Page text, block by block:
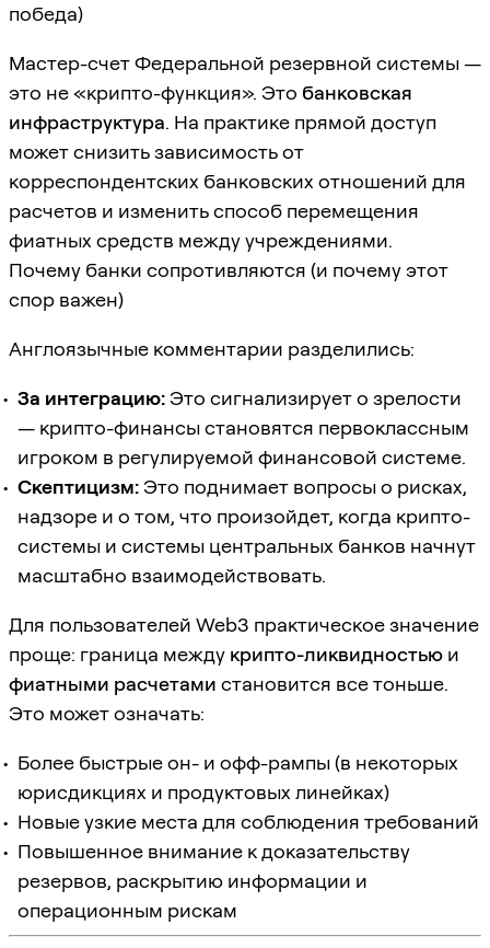
победа)
Мастер-счет Федеральной резервной системы —
это не «крипто-функция». Это банковская
инфраструктура. На практике прямой доступ
может снизить зависимость от
корреспондентских банковских отношений для
расчетов и изменить способ перемещения
фиатных средств между учреждениями.
Почему банки сопротивляются (и почему этот
спор важен)
Англоязычные комментарии разделились:
За интеграцию: Это сигнализирует о зрелости
— крипто-финансы становятся первоклассным
игроком в регулируемой финансовой системе.
Скептицизм: Это поднимает вопросы о рисках,
надзоре и о том, что произойдет, когда крипто-
системы и системы центральных банков начнут
масштабно взаимодействовать.
Для пользователей Web3 практическое значение
проще: граница между крипто-ликвидностью и
фиатными расчетами становится все тоньше.
Это может означать:
Более быстрые он- и офф-рампы (в некоторых
юрисдикциях и продуктовых линейках)
Новые узкие места для соблюдения требований
Повышенное внимание к доказательству
резервов, раскрытию информации и
операционным рискам